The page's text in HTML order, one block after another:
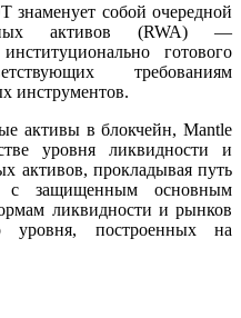
знаменует собой очередной
активов (RWA) —
готового
требованиям
инструментов.
активы в блокчейн, Mantle
уровня ликвидности и
активов, прокладывая путь
с защищенным основным
ликвидности и рынков
уровня, построенных на